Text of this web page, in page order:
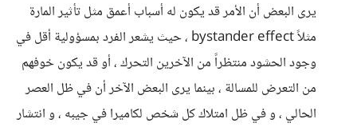
يرى البعض أن الأمر قد يكون له أسباب أعمق مثل تأثير المارة
مثلاً bystander effect ، حيث يشعر الفرد بمسؤولية أقل في
وجود الحشود منتظراً من الآخرين التحرك ، أو قد يكون خوفهم
من التعرض للمسالة ، بينما يرى البعض الآخر أن في ظل العصر
الحالي ، و في ظل امتلاك كل شخص لكاميرا في جيبه ، و انتشار